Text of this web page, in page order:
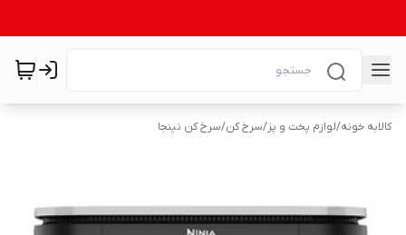
کالابه خونه/لوازم پخت و پز/سرخ کن/سرخ کن نینجا